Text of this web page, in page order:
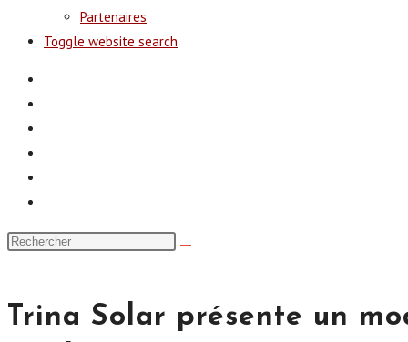
Partenaires
Toggle website search
Trina Solar présente un